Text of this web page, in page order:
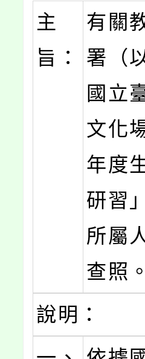
主
旨：
有關
署（
國立
文化
年度
研習
所屬
查照。
說明：